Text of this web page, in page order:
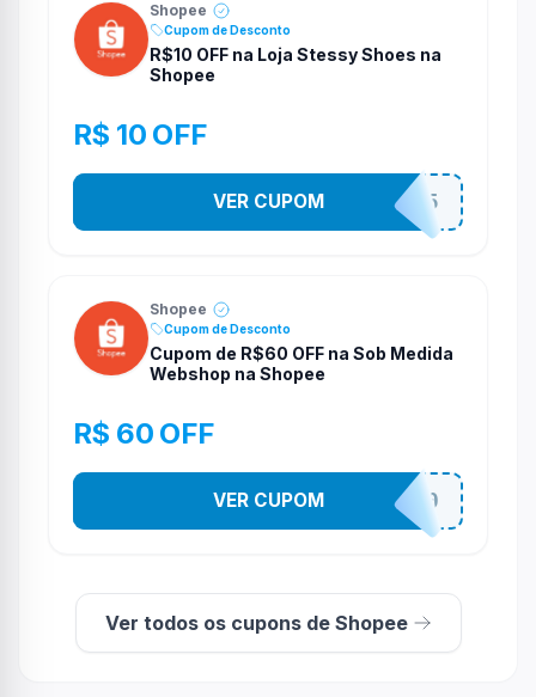
Shopee
Cupom de Desconto
R$10 OFF na Loja Stessy Shoes na
Shopee
R$ 10 OFF
STES2525
VER CUPOM
Shopee
Cupom de Desconto
Cupom de R$60 OFF na Sob Medida
Webshop na Shopee
R$ 60 OFF
SOBM60400
VER CUPOM
Ver todos os cupons de Shopee